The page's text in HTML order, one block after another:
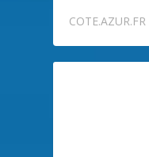
COTE.AZUR.FR